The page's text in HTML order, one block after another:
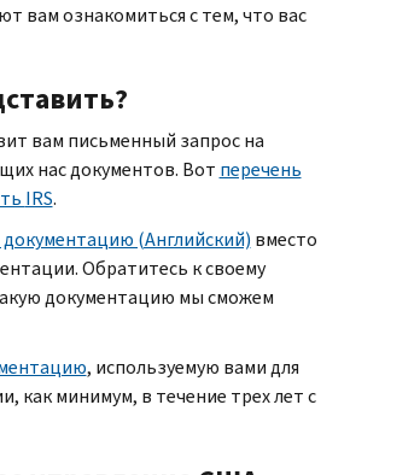
вам ознакомиться с тем, что вас
вам письменный запрос на
нас документов. Вот перечень
IRS.
(Английский) вместо
Обратитесь к своему
документацию мы сможем
, используемую вами для
как минимум, в течение трех лет с